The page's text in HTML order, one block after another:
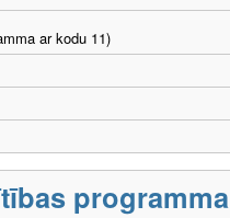
ar kodu 11)
programma